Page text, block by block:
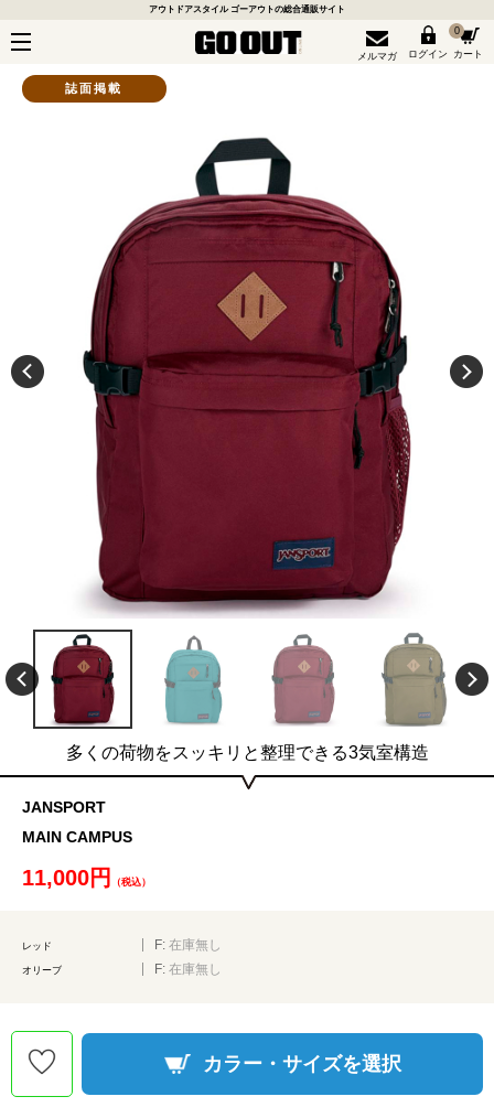
アウトドアスタイル ゴーアウトの総合通販サイト
メルマガ ログイン
0
カート
誌面掲載
多くの荷物をスッキリと整理できる3気室構造
JANSPORT
MAIN CAMPUS
11,000円 （税込）
レッド F: 在庫無し
オリーブ F: 在庫無し
カラー・サイズを選択